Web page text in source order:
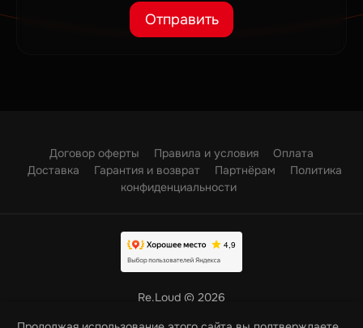
Отправить
Договор оферты Правила и условия
Оплата
Доставка
Гарантия и возврат Партнёрам
Политика
конфиденциальности
Re.Loud © 2026